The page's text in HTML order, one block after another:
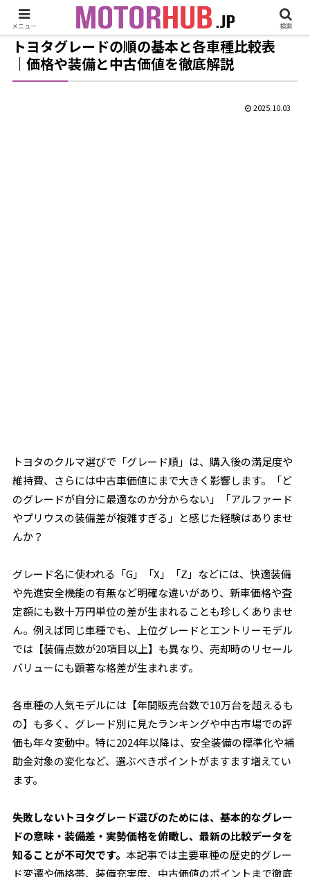
トヨタグレードの順の基本と各車種比較表
｜価格や装備と中古価値を徹底解説
2025.10.03
トヨタのクルマ選びで「グレード順」は、購入後の満足度や
維持費、さらには中古車価値にまで大きく影響します。「ど
のグレードが自分に最適なのか分からない」「アルファード
やプリウスの装備差が複雑すぎる」と感じた経験はありませ
んか？
グレード名に使われる「G」「X」「Z」などには、快適装備
や先進安全機能の有無など明確な違いがあり、新車価格や査
定額にも数十万円単位の差が生まれることも珍しくありませ
ん。例えば同じ車種でも、上位グレードとエントリーモデル
では【装備点数が20項目以上】も異なり、売却時のリセール
バリューにも顕著な格差が生まれます。
各車種の人気モデルには【年間販売台数で10万台を超えるも
の】も多く、グレード別に見たランキングや中古市場での評
価も年々変動中。特に2024年以降は、安全装備の標準化や補
助金対象の変化など、選ぶべきポイントがますます増えてい
ます。
失敗しないトヨタグレード選びのためには、基本的なグレー
ドの意味・装備差・実勢価格を俯瞰し、最新の比較データを
知ることが不可欠です。本記事では主要車種の歴史的グレー
ド変遷や価格帯、装備充実度、中古価値のポイントまで徹底
メニュー 検索